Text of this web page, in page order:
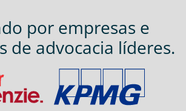
por empresas e
de advocacia líderes.